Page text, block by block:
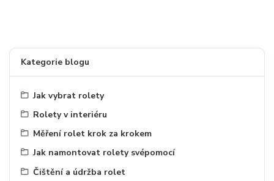
Kategorie blogu
Jak vybrat rolety
Rolety v interiéru
Měření rolet krok za krokem
Jak namontovat rolety svépomocí
Čištění a údržba rolet